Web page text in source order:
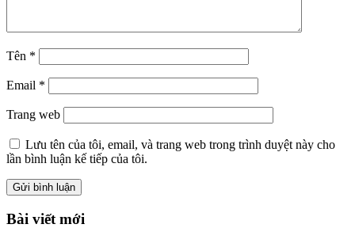
Tên *
Email *
Trang web
Lưu tên của tôi, email, và trang web trong trình duyệt này cho
lần bình luận kế tiếp của tôi.
Bài viết mới